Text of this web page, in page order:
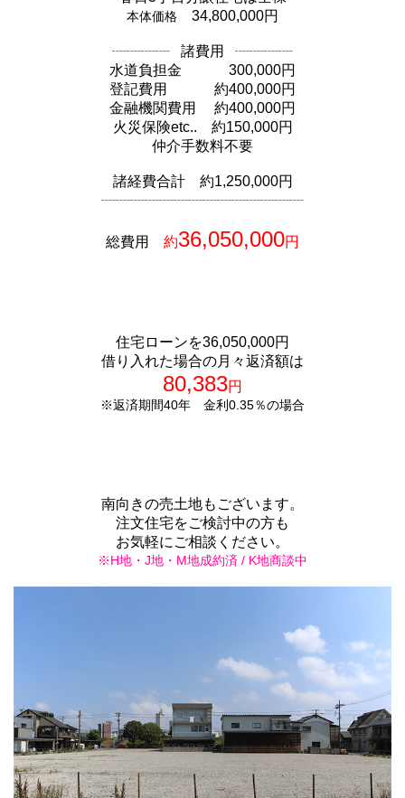
本体価格 34,800,000円
┈┈┈┈ 諸費用 ┈┈┈┈
水道負担金 300,000円
登記費用 約400,000円
金融機関費用 約400,000円
火災保険etc.. 約150,000円
仲介手数料不要
諸経費合計 約1,250,000円
┈┈┈┈┈┈┈┈┈┈┈┈┈┈
総費用 約36,050,000円
住宅ローンを36,050,000円
借り入れた場合の月々返済額は
80,383円
※返済期間40年 金利0.35％の場合
南向きの売土地もございます。
注文住宅をご検討中の方も
お気軽にご相談ください。
※H地・J地・M地成約済 / K地商談中